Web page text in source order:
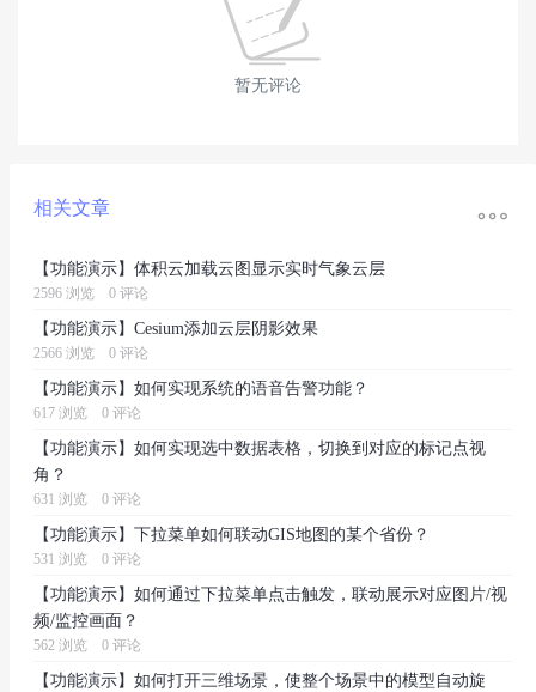
暂无评论
相关文章 
【功能演示】体积云加载云图显示实时气象云层
2596 浏览 0 评论
【功能演示】Cesium添加云层阴影效果
2566 浏览 0 评论
【功能演示】如何实现系统的语音告警功能？
617 浏览 0 评论
【功能演示】如何实现选中数据表格，切换到对应的标记点视
角？
631 浏览 0 评论
【功能演示】下拉菜单如何联动GIS地图的某个省份？
531 浏览 0 评论
【功能演示】如何通过下拉菜单点击触发，联动展示对应图片/视
频/监控画面？
562 浏览 0 评论
【功能演示】如何打开三维场景，使整个场景中的模型自动旋